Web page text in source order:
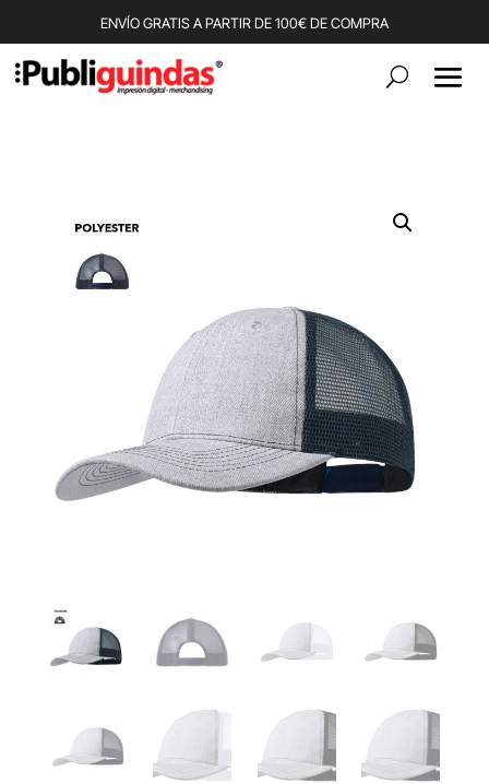
ENVÍO GRATIS A PARTIR DE 100€ DE COMPRA